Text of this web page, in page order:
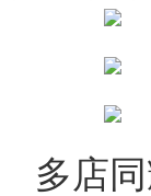
多店